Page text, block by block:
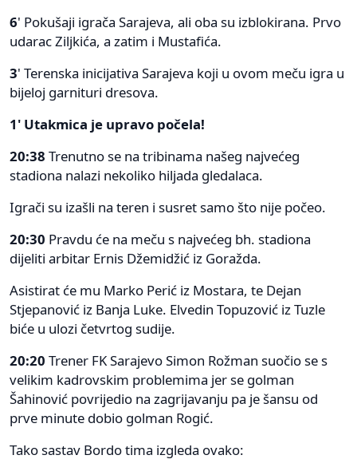
6' Pokušaji igrača Sarajeva, ali oba su izblokirana. Prvo
udarac Ziljkića, a zatim i Mustafića.
3' Terenska inicijativa Sarajeva koji u ovom meču igra u
bijeloj garnituri dresova.
1' Utakmica je upravo počela!
20:38 Trenutno se na tribinama našeg najvećeg
stadiona nalazi nekoliko hiljada gledalaca.
Igrači su izašli na teren i susret samo što nije počeo.
20:30 Pravdu će na meču s najvećeg bh. stadiona
dijeliti arbitar Ernis Džemidžić iz Goražda.
Asistirat će mu Marko Perić iz Mostara, te Dejan
Stjepanović iz Banja Luke. Elvedin Topuzović iz Tuzle
biće u ulozi četvrtog sudije.
20:20 Trener FK Sarajevo Simon Rožman suočio se s
velikim kadrovskim problemima jer se golman
Šahinović povrijedio na zagrijavanju pa je šansu od
prve minute dobio golman Rogić.
Tako sastav Bordo tima izgleda ovako: